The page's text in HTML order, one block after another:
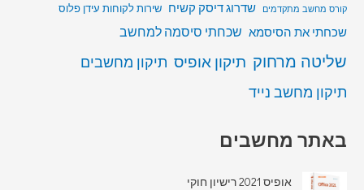
קורס מחשב מתקדמים
שדרוג דיסק קשיח שירות לקוחות עידן פלוס
שכחתי את הסיסמא שכחתי סיסמה למחשב
שליטה מרחוק תיקון אופיס תיקון מחשבים
תיקון מחשב נייד
באתר מחשבים
אופיס 2021 רישיון חוקי